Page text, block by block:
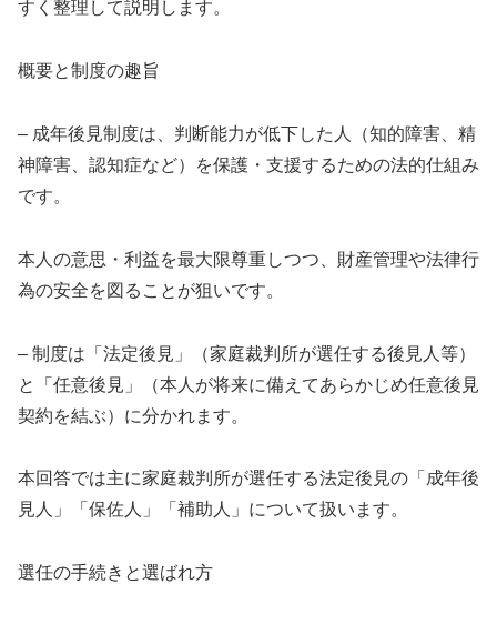
すく整理して説明します。
概要と制度の趣旨
– 成年後見制度は、判断能力が低下した人（知的障害、精
神障害、認知症など）を保護・支援するための法的仕組み
です。
本人の意思・利益を最大限尊重しつつ、財産管理や法律行
為の安全を図ることが狙いです。
– 制度は「法定後見」（家庭裁判所が選任する後見人等）
と「任意後見」（本人が将来に備えてあらかじめ任意後見
契約を結ぶ）に分かれます。
本回答では主に家庭裁判所が選任する法定後見の「成年後
見人」「保佐人」「補助人」について扱います。
選任の手続きと選ばれ方